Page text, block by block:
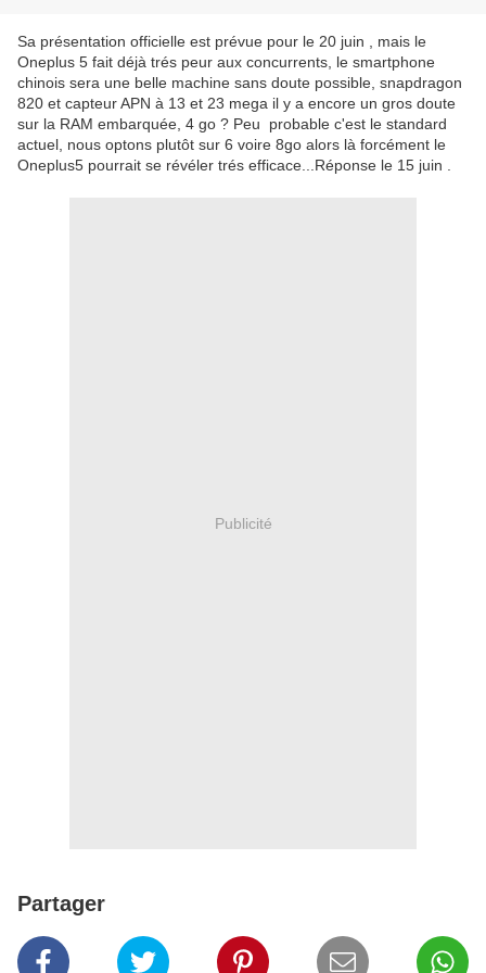
Sa présentation officielle est prévue pour le 20 juin , mais le
Oneplus 5 fait déjà trés peur aux concurrents, le smartphone
chinois sera une belle machine sans doute possible, snapdragon
820 et capteur APN à 13 et 23 mega il y a encore un gros doute
sur la RAM embarquée, 4 go ? Peu probable c'est le standard
actuel, nous optons plutôt sur 6 voire 8go alors là forcément le
Oneplus5 pourrait se révéler trés efficace...Réponse le 15 juin .
Publicité
Partager